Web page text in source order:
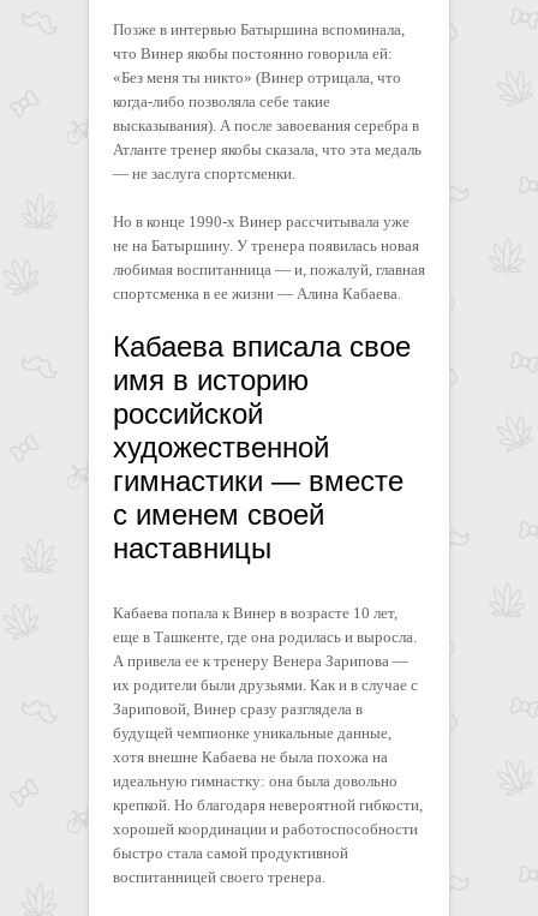
Позже в интервью Батыршина вспоминала,
что Винер якобы постоянно говорила ей:
«Без меня ты никто» (Винер отрицала, что
когда-либо позволяла себе такие
высказывания). А после завоевания серебра в
Атланте тренер якобы сказала, что эта медаль
— не заслуга спортсменки.
Но в конце 1990-х Винер рассчитывала уже
не на Батыршину. У тренера появилась новая
любимая воспитанница — и, пожалуй, главная
спортсменка в ее жизни — Алина Кабаева.
Кабаева вписала свое
имя в историю
российской
художественной
гимнастики — вместе
с именем своей
наставницы
Кабаева попала к Винер в возрасте 10 лет,
еще в Ташкенте, где она родилась и выросла.
А привела ее к тренеру Венера Зарипова —
их родители были друзьями. Как и в случае с
Зариповой, Винер сразу разглядела в
будущей чемпионке уникальные данные,
хотя внешне Кабаева не была похожа на
идеальную гимнастку: она была довольно
крепкой. Но благодаря невероятной гибкости,
хорошей координации и работоспособности
быстро стала самой продуктивной
воспитанницей своего тренера.